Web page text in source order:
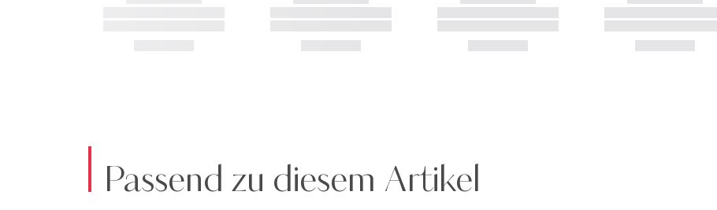
Passend zu diesem Artikel